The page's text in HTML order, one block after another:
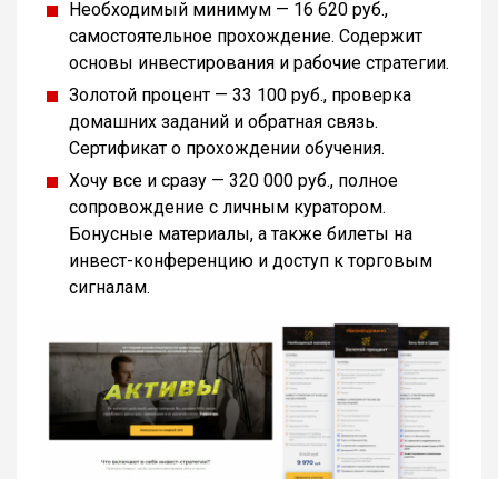
Необходимый минимум — 16 620 руб.,
самостоятельное прохождение. Содержит
основы инвестирования и рабочие стратегии.
Золотой процент — 33 100 руб., проверка
домашних заданий и обратная связь.
Сертификат о прохождении обучения.
Хочу все и сразу — 320 000 руб., полное
сопровождение с личным куратором.
Бонусные материалы, а также билеты на
инвест-конференцию и доступ к торговым
сигналам.